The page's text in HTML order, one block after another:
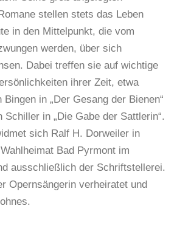
stellen stets das Leben
in den Mittelpunkt, die vom
werden, über sich
Dabei treffen sie auf wichtige
ihrer Zeit, etwa
Bingen in „Der Gesang der Bienen“
Schiller in „Die Gabe der Sattlerin“.
sich Ralf H. Dorweiler in
Bad Pyrmont im
ausschließlich der Schriftstellerei.
Opernsängerin verheiratet und